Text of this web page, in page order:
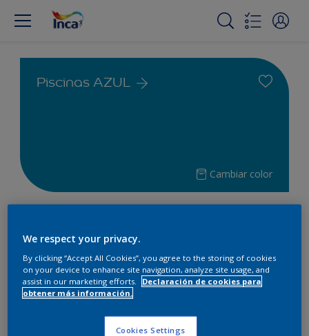
Piscinas AZUL
Cambiar color
tu proyecto
2Productos encontrados
We respect your privacy.
By clicking “Accept All Cookies”, you agree to the storing of cookies
on your device to enhance site navigation, analyze site usage, and
assist in our marketing efforts.
Declaración de cookies para
obtener más información.
Cookies Settings